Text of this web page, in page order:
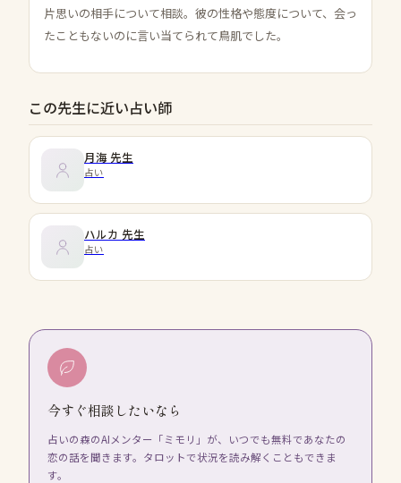
片思いの相手について相談。彼の性格や態度について、会っ
たこともないのに言い当てられて鳥肌でした。
この先生に近い占い師
月海 先生
占い
ハルカ 先生
占い
今すぐ相談したいなら
占いの森のAIメンター「ミモリ」が、いつでも無料であなたの
恋の話を聞きます。タロットで状況を読み解くこともできま
す。